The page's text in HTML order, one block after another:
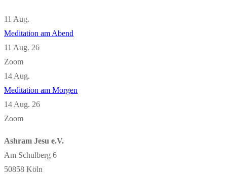
11 Aug.
Meditation am Abend
11 Aug. 26
Zoom
14 Aug.
Meditation am Morgen
14 Aug. 26
Zoom
Ashram Jesu e.V.
Am Schulberg 6
50858 Köln